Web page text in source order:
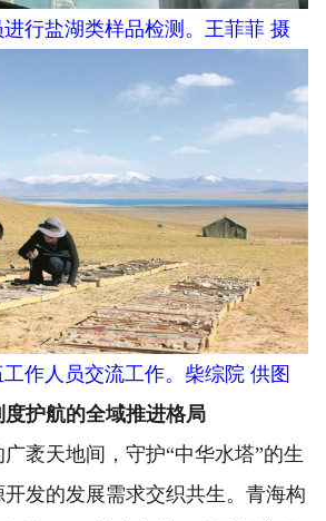
行盐湖类样品检测。王菲菲 摄
作人员交流工作。柴综院 供图
护航的全域推进格局
天地间，守护“中华水塔”的生
发的发展需求交织共生。青海构